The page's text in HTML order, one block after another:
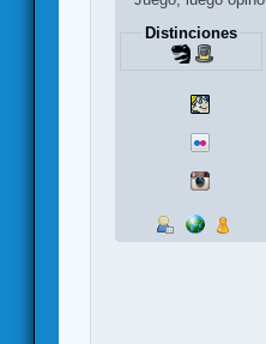
Distinciones